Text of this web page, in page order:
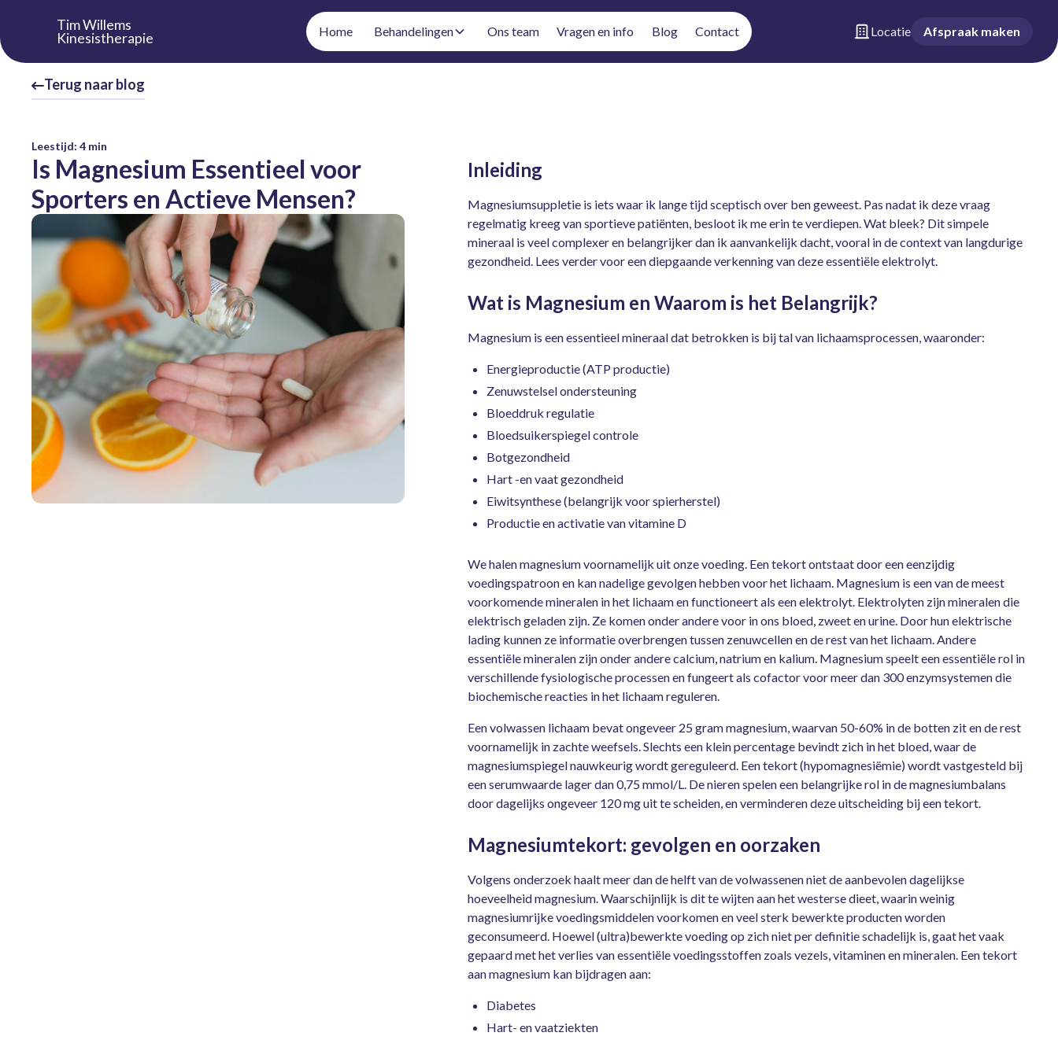
Tim Willems
Kinesistherapie
Home Behandelingen Ons team Vragen en info Blog Contact Locatie Afspraak maken
Terug naar blog
Leestijd: 4 min
Is Magnesium Essentieel voor
Sporters en Actieve Mensen?
Inleiding
Magnesiumsuppletie is iets waar ik lange tijd sceptisch over ben geweest. Pas nadat ik deze vraag
regelmatig kreeg van sportieve patiënten, besloot ik me erin te verdiepen. Wat bleek? Dit simpele
mineraal is veel complexer en belangrijker dan ik aanvankelijk dacht, vooral in de context van langdurige
gezondheid. Lees verder voor een diepgaande verkenning van deze essentiële elektrolyt.
Wat is Magnesium en Waarom is het Belangrijk?
Magnesium is een essentieel mineraal dat betrokken is bij tal van lichaamsprocessen, waaronder:
Energieproductie (ATP productie)
Zenuwstelsel ondersteuning
Bloeddruk regulatie
Bloedsuikerspiegel controle
Botgezondheid
Hart -en vaat gezondheid
Eiwitsynthese (belangrijk voor spierherstel)
Productie en activatie van vitamine D
We halen magnesium voornamelijk uit onze voeding. Een tekort ontstaat door een eenzijdig
voedingspatroon en kan nadelige gevolgen hebben voor het lichaam. Magnesium is een van de meest
voorkomende mineralen in het lichaam en functioneert als een elektrolyt. Elektrolyten zijn mineralen die
elektrisch geladen zijn. Ze komen onder andere voor in ons bloed, zweet en urine. Door hun elektrische
lading kunnen ze informatie overbrengen tussen zenuwcellen en de rest van het lichaam. Andere
essentiële mineralen zijn onder andere calcium, natrium en kalium. Magnesium speelt een essentiële rol in
verschillende fysiologische processen en fungeert als cofactor voor meer dan 300 enzymsystemen die
biochemische reacties in het lichaam reguleren.
Een volwassen lichaam bevat ongeveer 25 gram magnesium, waarvan 50-60% in de botten zit en de rest
voornamelijk in zachte weefsels. Slechts een klein percentage bevindt zich in het bloed, waar de
magnesiumspiegel nauwkeurig wordt gereguleerd. Een tekort (hypomagnesiëmie) wordt vastgesteld bij
een serumwaarde lager dan 0,75 mmol/L. De nieren spelen een belangrijke rol in de magnesiumbalans
door dagelijks ongeveer 120 mg uit te scheiden, en verminderen deze uitscheiding bij een tekort.
Magnesiumtekort: gevolgen en oorzaken
Volgens onderzoek haalt meer dan de helft van de volwassenen niet de aanbevolen dagelijkse
hoeveelheid magnesium. Waarschijnlijk is dit te wijten aan het westerse dieet, waarin weinig
magnesiumrijke voedingsmiddelen voorkomen en veel sterk bewerkte producten worden
geconsumeerd. Hoewel (ultra)bewerkte voeding op zich niet per definitie schadelijk is, gaat het vaak
gepaard met het verlies van essentiële voedingsstoffen zoals vezels, vitaminen en mineralen. Een tekort
aan magnesium kan bijdragen aan:
Diabetes
Hart- en vaatziekten